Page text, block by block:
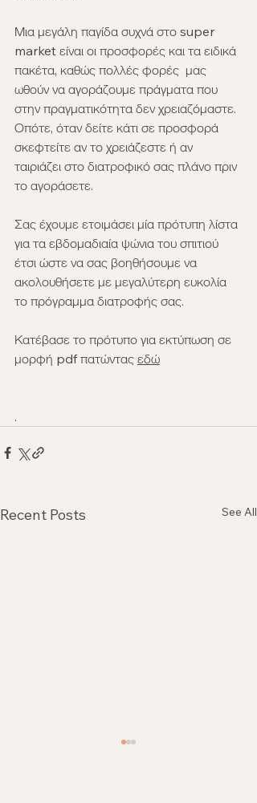
Μια μεγάλη παγίδα συχνά στο super
market είναι οι προσφορές και τα ειδικά
πακέτα, καθώς πολλές φορές  μας
ωθούν να αγοράζουμε πράγματα που
στην πραγματικότητα δεν χρειαζόμαστε.
Οπότε, όταν δείτε κάτι σε προσφορά
σκεφτείτε αν το χρειάζεστε ή αν
ταιριάζει στο διατροφικό σας πλάνο πριν
το αγοράσετε.
Σας έχουμε ετοιμάσει μία πρότυπη λίστα
για τα εβδομαδιαία ψώνια του σπιτιού
έτσι ώστε να σας βοηθήσουμε να
ακολουθήσετε με μεγαλύτερη ευκολία
το πρόγραμμα διατροφής σας.
Κατέβασε το πρότυπο για εκτύπωση σε
μορφή pdf πατώντας εδώ
.
Recent Posts See All